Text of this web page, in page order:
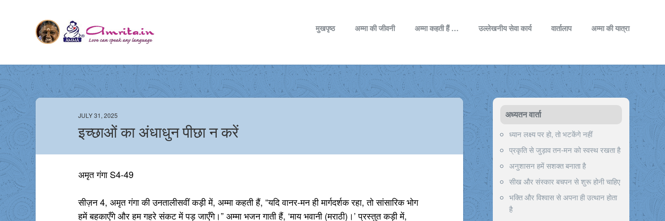
मुखपृष्ठ अम्मा की जीवनी अम्मा कहती हैं … उल्लेखनीय सेवा कार्य वार्तालाप अम्मा की यात्रा
JULY 31, 2025
इच्छाओं का अंधाधुन पीछा न करें
अमृत गंगा S4-49
सीज़न 4, अमृत गंगा की उनतालीसवीं कड़ी में, अम्मा कहती हैं, “यदि वानर-मन ही मार्गदर्शक रहा, तो सांसारिक भोग
हमें बहकाएँगे और हम गहरे संकट में पड़ जाएँगे।” अम्मा भजन गाती हैं, ‘माय भवानी (मराठी)।’ प्रस्तुत कड़ी में,
अध्यतन वार्ता
ध्यान लक्ष्य पर हो, तो भटकेंगे नहीं
प्रकृति से जुड़ाव तन-मन को स्वस्थ रखता है
अनुशासन हमें सशक्त बनाता है
सीख और संस्कार बचपन से शुरू होनी चाहिए
भक्ति और विश्वास से अपना ही उत्थान होता
है